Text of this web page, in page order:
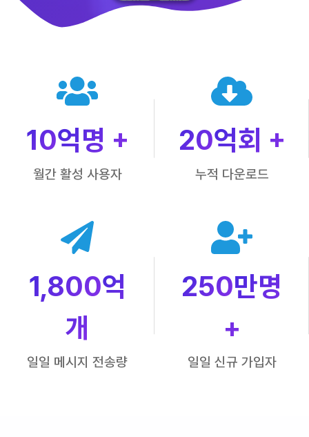
텔레그램 글로벌 이용 통계
10억명 +
월간 활성 사용자
20억회 +
누적 다운로드
1,800억
개
일일 메시지 전송량
250만명
+
일일 신규 가입자